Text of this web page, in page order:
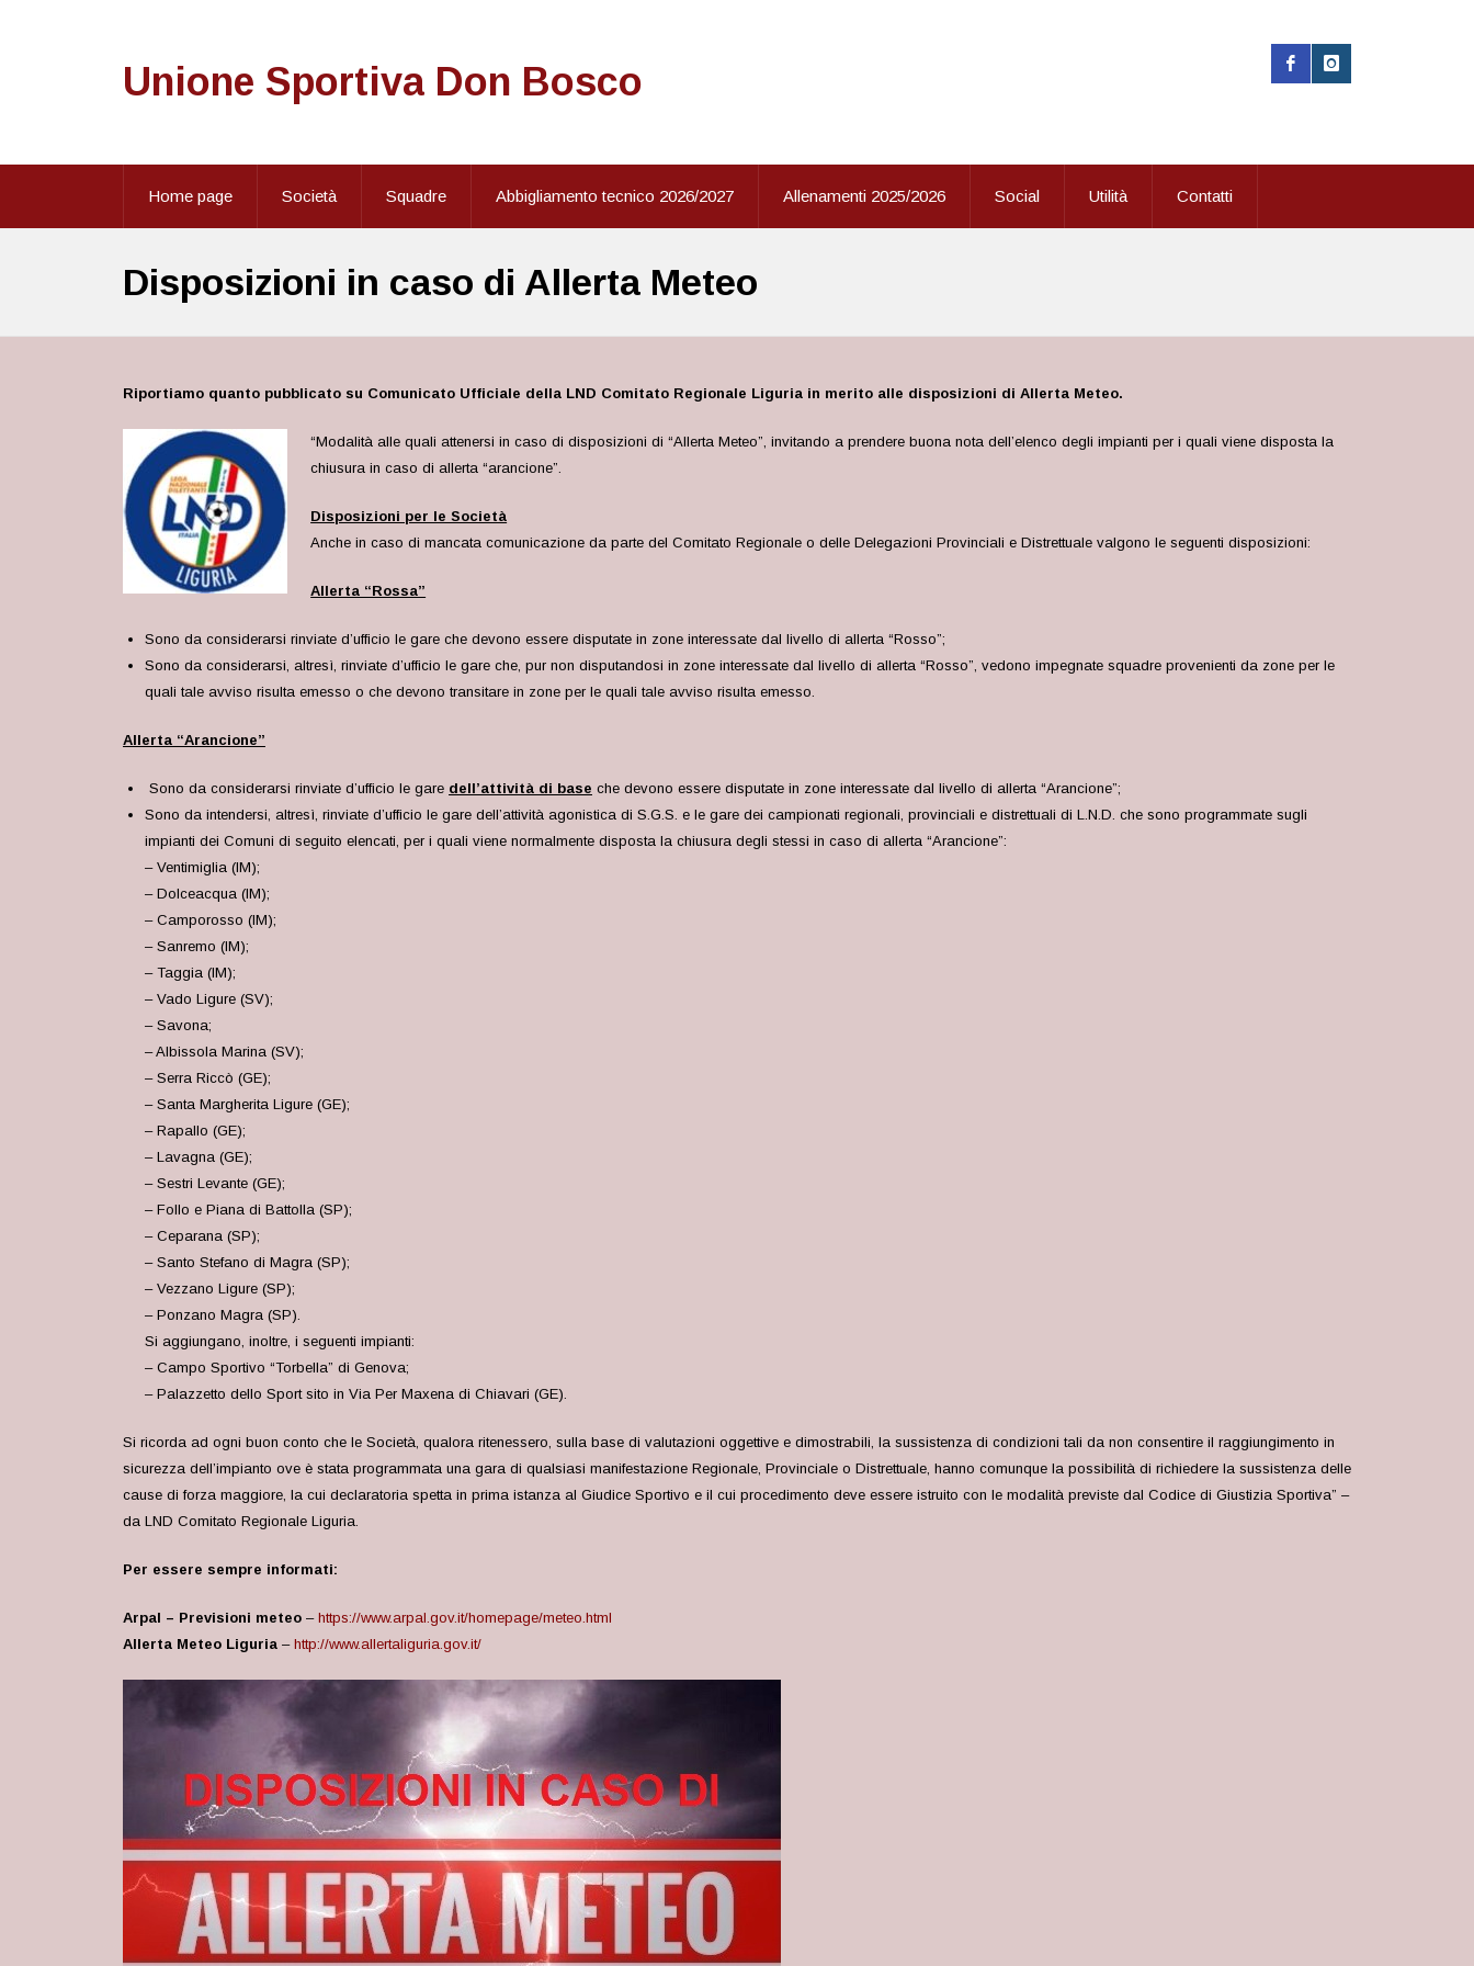
Unione Sportiva Don Bosco
Home page Società Squadre Abbigliamento tecnico 2026/2027 Allenamenti 2025/2026 Social Utilità Contatti
Disposizioni in caso di Allerta Meteo
Riportiamo quanto pubblicato su Comunicato Ufficiale della LND Comitato Regionale Liguria in merito alle disposizioni di Allerta Meteo.
“Modalità alle quali attenersi in caso di disposizioni di “Allerta Meteo”, invitando a prendere buona nota dell’elenco degli impianti per i quali viene disposta la
chiusura in caso di allerta “arancione”.
Disposizioni per le Società
Anche in caso di mancata comunicazione da parte del Comitato Regionale o delle Delegazioni Provinciali e Distrettuale valgono le seguenti disposizioni:
Allerta “Rossa”
Sono da considerarsi rinviate d’ufficio le gare che devono essere disputate in zone interessate dal livello di allerta “Rosso”;
Sono da considerarsi, altresì, rinviate d’ufficio le gare che, pur non disputandosi in zone interessate dal livello di allerta “Rosso”, vedono impegnate squadre provenienti da zone per le
quali tale avviso risulta emesso o che devono transitare in zone per le quali tale avviso risulta emesso.
Allerta “Arancione”
Sono da considerarsi rinviate d’ufficio le gare dell’attività di base che devono essere disputate in zone interessate dal livello di allerta “Arancione”;
Sono da intendersi, altresì, rinviate d’ufficio le gare dell’attività agonistica di S.G.S. e le gare dei campionati regionali, provinciali e distrettuali di L.N.D. che sono programmate sugli
impianti dei Comuni di seguito elencati, per i quali viene normalmente disposta la chiusura degli stessi in caso di allerta “Arancione”:
– Ventimiglia (IM);
– Dolceacqua (IM);
– Camporosso (IM);
– Sanremo (IM);
– Taggia (IM);
– Vado Ligure (SV);
– Savona;
– Albissola Marina (SV);
– Serra Riccò (GE);
– Santa Margherita Ligure (GE);
– Rapallo (GE);
– Lavagna (GE);
– Sestri Levante (GE);
– Follo e Piana di Battolla (SP);
– Ceparana (SP);
– Santo Stefano di Magra (SP);
– Vezzano Ligure (SP);
– Ponzano Magra (SP).
Si aggiungano, inoltre, i seguenti impianti:
– Campo Sportivo “Torbella” di Genova;
– Palazzetto dello Sport sito in Via Per Maxena di Chiavari (GE).
Si ricorda ad ogni buon conto che le Società, qualora ritenessero, sulla base di valutazioni oggettive e dimostrabili, la sussistenza di condizioni tali da non consentire il raggiungimento in
sicurezza dell’impianto ove è stata programmata una gara di qualsiasi manifestazione Regionale, Provinciale o Distrettuale, hanno comunque la possibilità di richiedere la sussistenza delle
cause di forza maggiore, la cui declaratoria spetta in prima istanza al Giudice Sportivo e il cui procedimento deve essere istruito con le modalità previste dal Codice di Giustizia Sportiva” –
da LND Comitato Regionale Liguria.
Per essere sempre informati:
Arpal – Previsioni meteo – https://www.arpal.gov.it/homepage/meteo.html
Allerta Meteo Liguria – http://www.allertaliguria.gov.it/